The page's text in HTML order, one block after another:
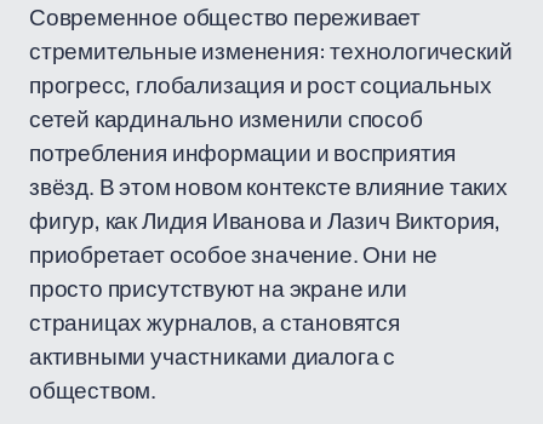
Современное общество переживает
стремительные изменения: технологический
прогресс, глобализация и рост социальных
сетей кардинально изменили способ
потребления информации и восприятия
звёзд. В этом новом контексте влияние таких
фигур, как Лидия Иванова и Лазич Виктория,
приобретает особое значение. Они не
просто присутствуют на экране или
страницах журналов, а становятся
активными участниками диалога с
обществом.